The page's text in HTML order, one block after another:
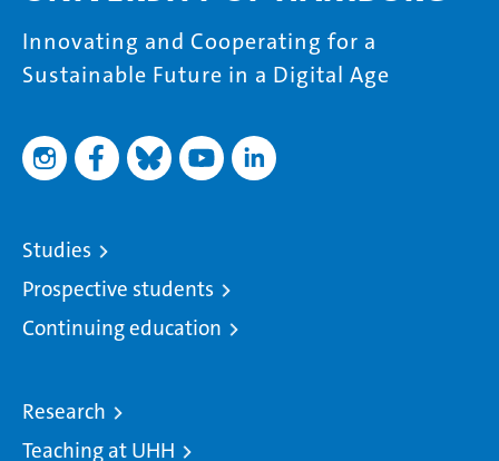
Innovating and Cooperating for a
Sustainable Future in a Digital Age
Studies
Prospective students
Continuing education
Research
Teaching at UHH